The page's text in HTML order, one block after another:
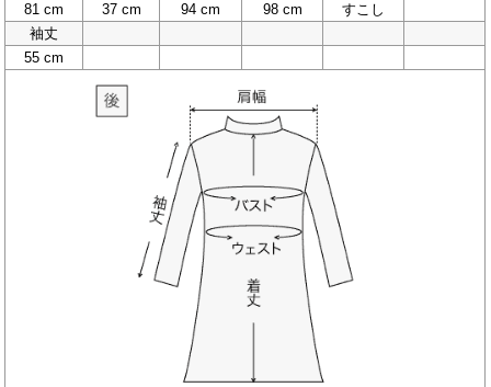
81 cm
37 cm 94 cm 98 cm
すこし
袖丈
55 cm